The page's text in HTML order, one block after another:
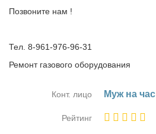
Позвоните нам !
Тел. 8-961-976-96-31
Ремонт газового оборудования
Конт. лицо Муж на час
Рейтинг